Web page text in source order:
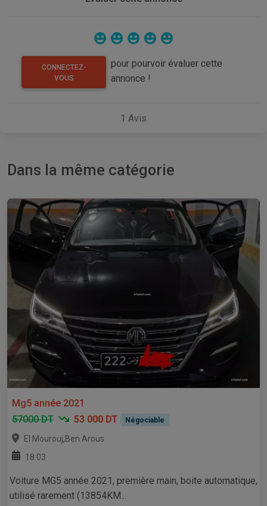
CONNECTEZ-
VOUS
pour pourvoir évaluer cette
annonce !
1 Avis
Dans la même catégorie
Mg5 année 2021
57000 DT
53 000 DT Négociable
El Mourouj,Ben Arous
18:03
Voiture MG5 année 2021, première main, boite automatique,
utilisé rarement (13854KM...